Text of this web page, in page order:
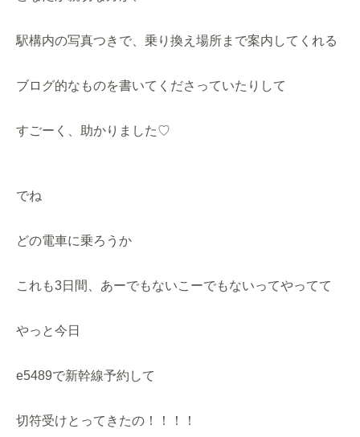
駅構内の写真つきで、 乗り換え場所まで案内してくれる
ブログ的なものを書いてくださっていたりして
すごーく、助かりました♡
でね
どの電車に乗ろうか
これも3日間、あーでもないこーでもないってやってて
やっと今日
e5489で新幹線予約して
切符受けとってきたの！！！！